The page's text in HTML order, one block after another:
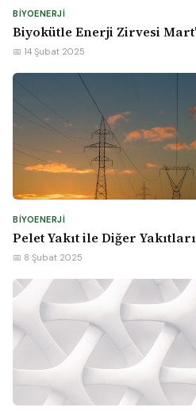
BIYOENERJI
Biyokütle Enerji Zirvesi
📅 14 Şubat 2025
BIYOENERJI
Pelet Yakıt ile Diğer
📅 8 Şubat 2025